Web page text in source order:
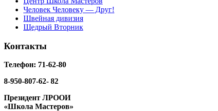
Человек Человеку — Друг!
Швейная дивизия
Щедрый Вторник
Контакты
Телефон: 71-62-80
8-950-807-62- 82
Президент ЛРООИ
«Школа Мастеров»